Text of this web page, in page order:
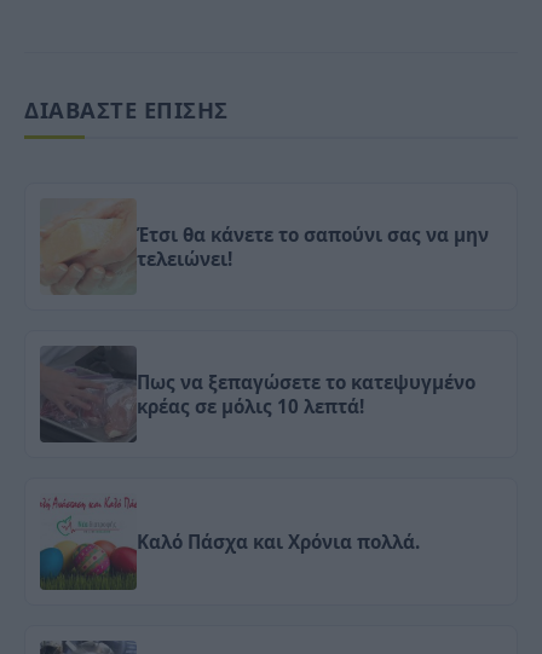
ΔΙΑΒΑΣΤΕ ΕΠΙΣΗΣ
Έτσι θα κάνετε το σαπούνι σας να μην
τελειώνει!
Πως να ξεπαγώσετε το κατεψυγμένο
κρέας σε μόλις 10 λεπτά!
Καλό Πάσχα και Χρόνια πολλά.